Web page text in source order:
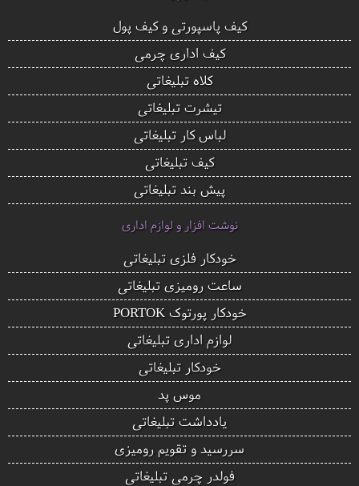
کیف پاسپورتی و کیف پول
کیف اداری چرمی
کلاه تبلیغاتی
تیشرت تبلیغاتی
لباس کار تبلیغاتی
کیف تبلیغاتی
پیش بند تبلیغاتی
نوشت افزار و لوازم اداری
خودکار فلزی تبلیغاتی
ساعت رومیزی تبلیغاتی
خودکار پورتوک PORTOK
لوازم اداری تبلیغاتی
خودکار تبلیغاتی
موس پد
یادداشت تبلیغاتی
سررسید و تقویم رومیزی
فولدر چرمی تبلیغاتی